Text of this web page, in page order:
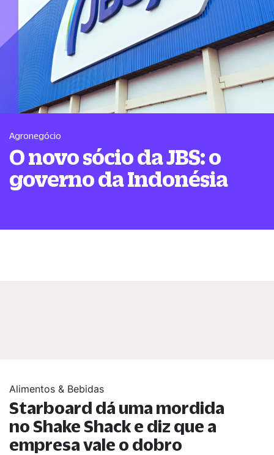
Agronegócio
O novo sócio da JBS: o
governo da Indonésia
Alimentos & Bebidas
Starboard dá uma mordida
no Shake Shack e diz que a
empresa vale o dobro